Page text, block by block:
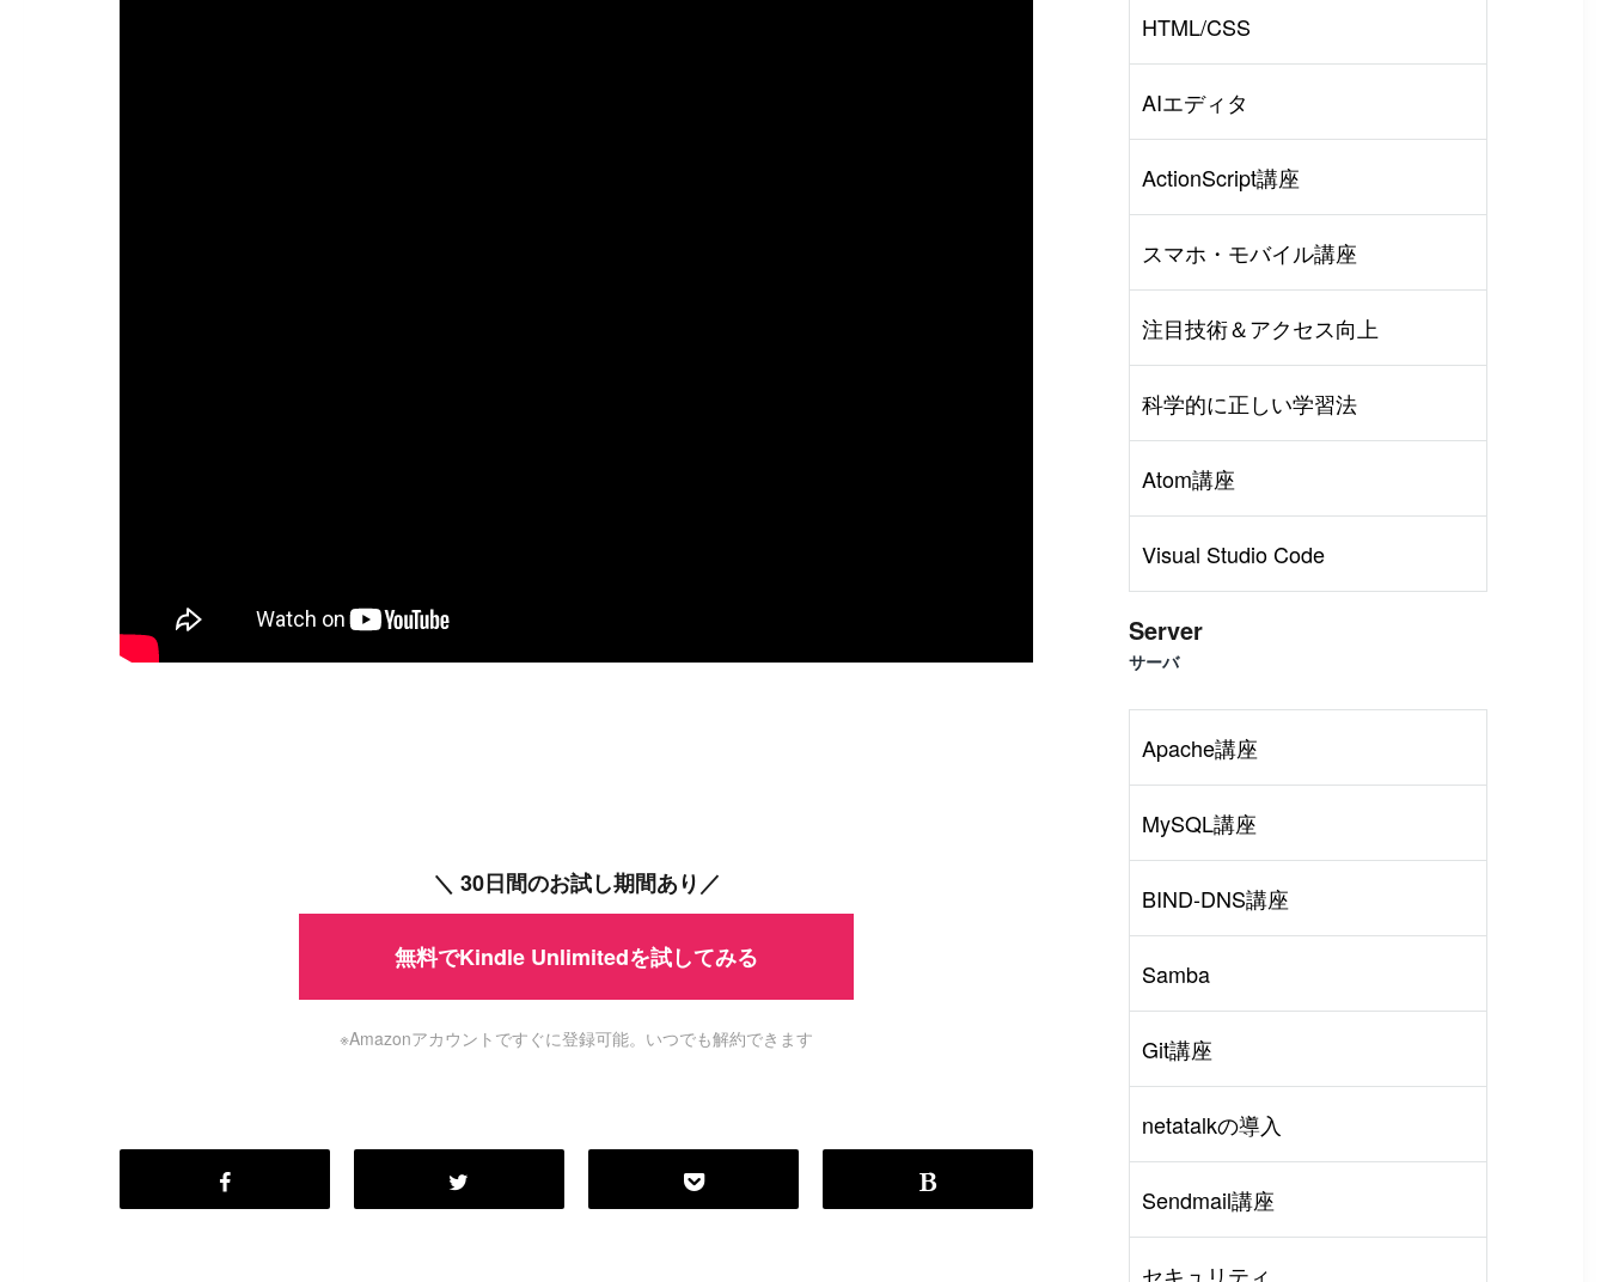
P ogrammin g Languag
Visual Studio Code HTML CSS #SQL
＼ 30日間のお試し期間あり／
無料でKindle Unlimitedを試してみる
※Amazonアカウントですぐに登録可能。いつでも解約できます
HTML/CSS
AIエディタ
ActionScript講座
スマホ・モバイル講座
注目技術＆アクセス向上
科学的に正しい学習法
Atom講座
Visual Studio Code
Server
サーバ
Apache講座
MySQL講座
BIND-DNS講座
Samba
Git講座
netatalkの導入
Sendmail講座
セキュリティ